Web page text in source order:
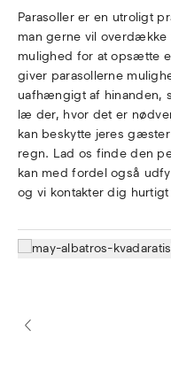
Parasoller er en utroligt
man gerne vil
mulighed for at opsætte
giver parasollerne
uafhængigt af hinanden,
læ der, hvor det er
kan beskytte jeres
regn. Lad os finde den
kan med fordel også
og vi kontakter dig